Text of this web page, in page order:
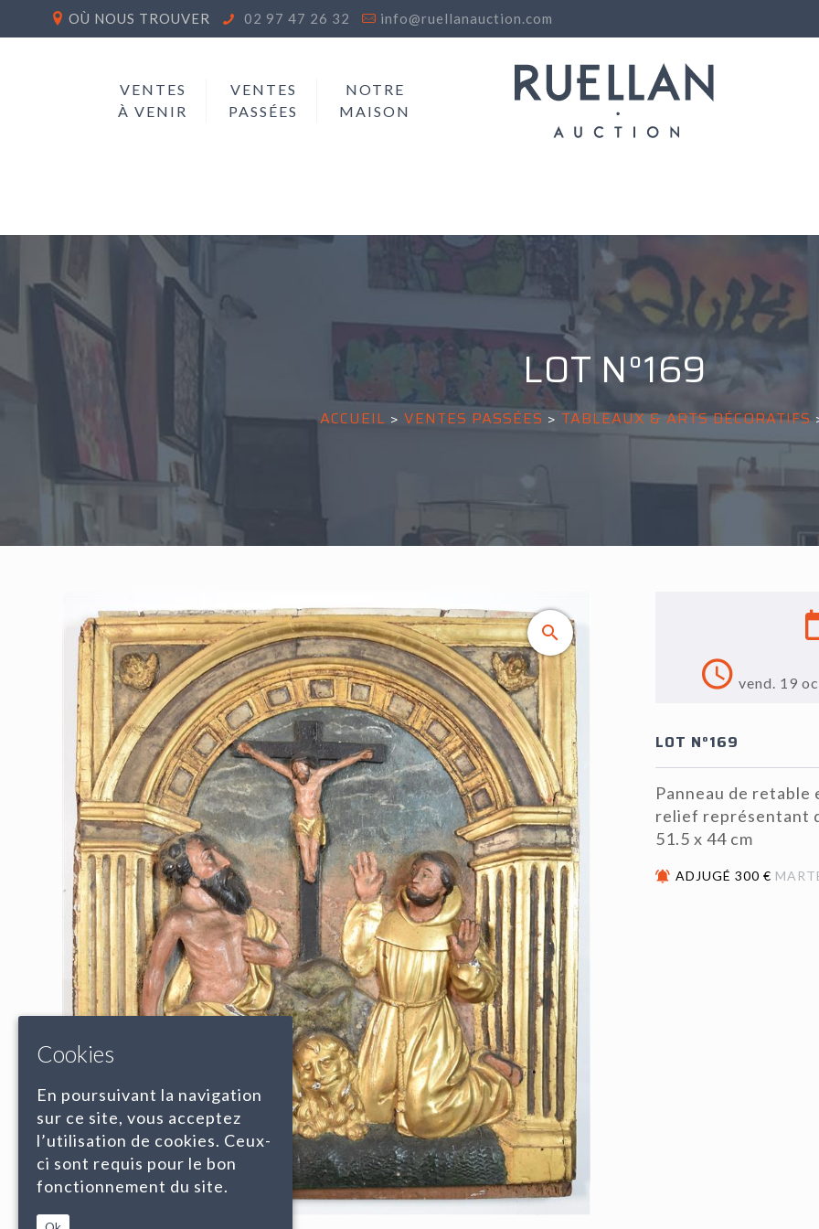
OÙ NOUS TROUVER 02 97 47 26 32 info@ruellanauction.com
VENTES
À VENIR
VENTES
PASSÉES
NOTRE
MAISON
LOT N°169
ACCUEIL > VENTES PASSÉES > TABLEAUX & ARTS DÉCORATIFS
vend. 19
LOT N°169
Panneau de retable
relief représentant
51.5 x 44 cm
ADJUGÉ 300 €
Cookies
En poursuivant la navigation
sur ce site, vous acceptez
l’utilisation de cookies. Ceux-
ci sont requis pour le bon
fonctionnement du site.